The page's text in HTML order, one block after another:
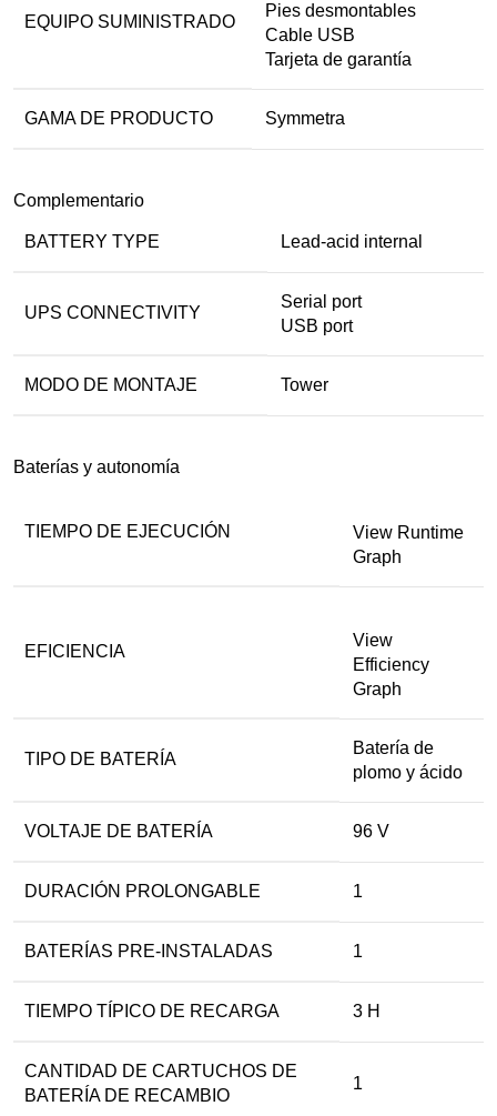
EQUIPO SUMINISTRADO
Pies desmontables
Cable USB
Tarjeta de garantía
GAMA DE PRODUCTO Symmetra
Complementario
BATTERY TYPE Lead-acid internal
UPS CONNECTIVITY
Serial port
USB port
MODO DE MONTAJE Tower
Baterías y autonomía
TIEMPO DE EJECUCIÓN
View Runtime
Graph
EFICIENCIA
View
Efficiency
Graph
TIPO DE BATERÍA
Batería de
plomo y ácido
VOLTAJE DE BATERÍA 96 V
DURACIÓN PROLONGABLE 1
BATERÍAS PRE-INSTALADAS 1
TIEMPO TÍPICO DE RECARGA 3 H
CANTIDAD DE CARTUCHOS DE
BATERÍA DE RECAMBIO
1